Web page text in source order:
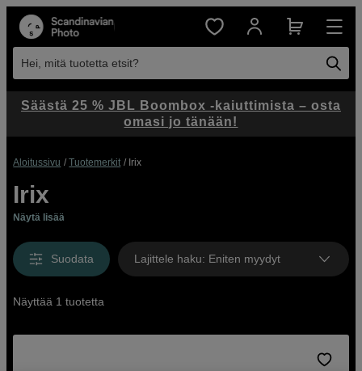
Hei, mitä tuotetta etsit?
Aloitussivu Tuotemerkit Irix
Irix
Näytä lisää
Suodata Lajittele haku: Eniten myydyt
Näyttää 1 tuotetta
Säästä 25 % JBL Boombox -kaiuttimista – osta
omasi jo tänään!